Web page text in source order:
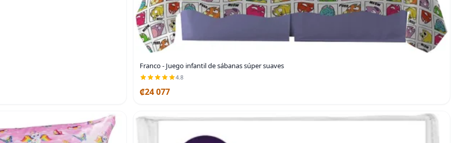
Franco - Juego infantil de sábanas súper suaves
4.8
₡24 077